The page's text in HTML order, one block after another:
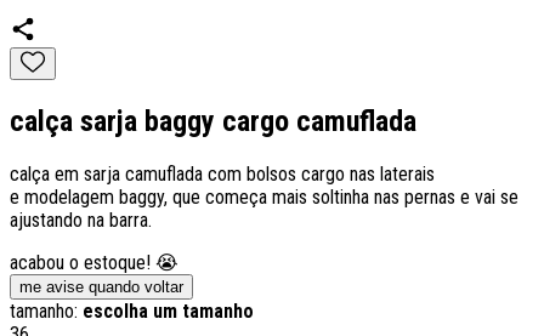
calça sarja baggy cargo camuflada
calça em sarja camuflada com bolsos cargo nas laterais
e modelagem baggy, que começa mais soltinha nas pernas e vai se
ajustando na barra.
acabou o estoque! 😭
me avise quando voltar
tamanho: escolha um tamanho